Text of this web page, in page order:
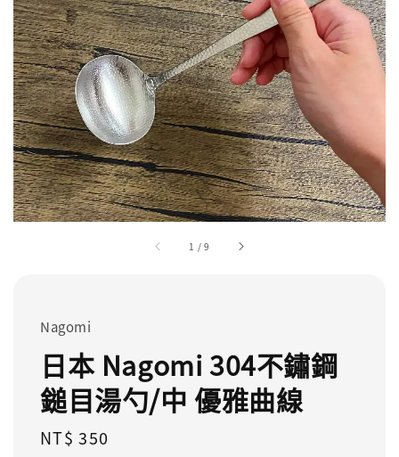
1 /9
Nagomi
日本 Nagomi 304不鏽鋼
鎚目湯勺/中 優雅曲線
Regular
NT$ 350